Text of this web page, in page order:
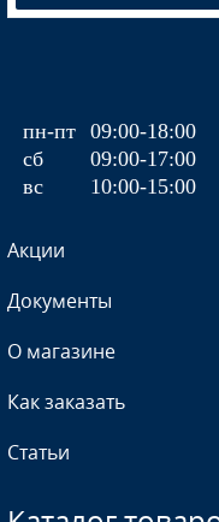
пн-пт 09:00-18:00
сб
09:00-17:00
вс
10:00-15:00
Акции
Документы
О магазине
Как заказать
Статьи